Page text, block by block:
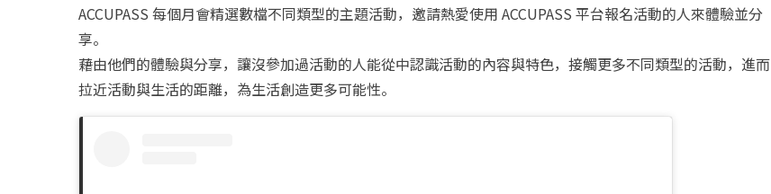
ACCUPASS 每個月會精選數檔不同類型的主題活動，邀請熱愛使用 ACCUPASS 平台報名活動的人來體驗並分
享。
藉由他們的體驗與分享，讓沒參加過活動的人能從中認識活動的內容與特色，接觸更多不同類型的活動，進而
拉近活動與生活的距離，為生活創造更多可能性。